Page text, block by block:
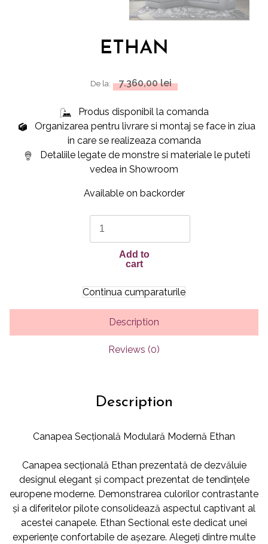
ETHAN
De la: 7.360,00lei
Produs disponibil la comanda
Organizarea pentru livrare si montaj se face in ziua
in care se realizeaza comanda
Detaliile legate de monstre si materiale le puteti
vedea in Showroom
Available on backorder
quantity
Add to
cart
Continua cumparaturile
Description
Reviews (0)
Description
Canapea Secțională Modulară Modernă Ethan
Canapea secțională Ethan prezentată de dezvăluie
designul elegant și compact prezentat de tendințele
europene moderne. Demonstrarea culorilor contrastante
și a diferitelor pilote consolidează aspectul captivant al
acestei canapele. Ethan Sectional este dedicat unei
experiențe confortabile de așezare. Alegeți dintre multe